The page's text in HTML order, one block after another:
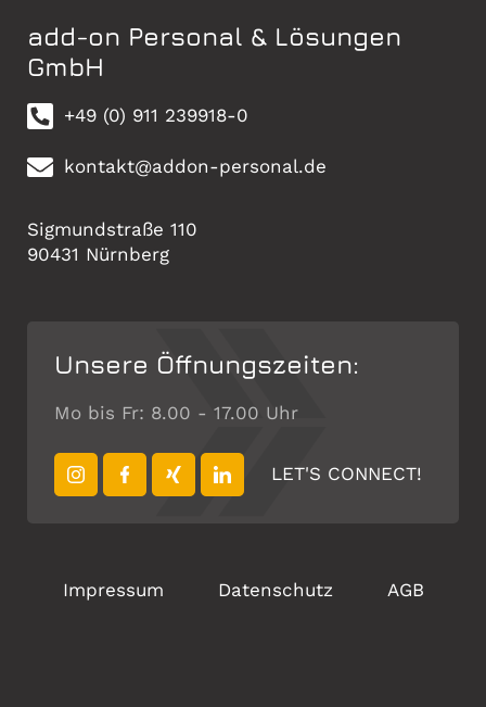
add-on Personal & Lösungen
GmbH
+49 (0) 911 239918-0
kontakt@addon-personal.de
Sigmundstraße 110
90431 Nürnberg
Unsere Öffnungszeiten:
Mo bis Fr: 8.00 - 17.00 Uhr
LET'S CONNECT!
Impressum Datenschutz AGB